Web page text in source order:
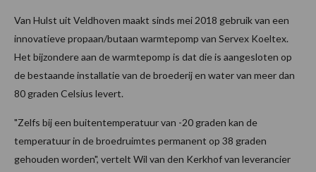
Van Hulst uit Veldhoven maakt sinds mei 2018 gebruik van een
innovatieve propaan/butaan warmtepomp van Servex Koeltex.
Het bijzondere aan de warmtepomp is dat die is aangesloten op
de bestaande installatie van de broederij en water van meer dan
80 graden Celsius levert.
"Zelfs bij een buitentemperatuur van -20 graden kan de
temperatuur in de broedruimtes permanent op 38 graden
gehouden worden", vertelt Wil van den Kerkhof van leverancier